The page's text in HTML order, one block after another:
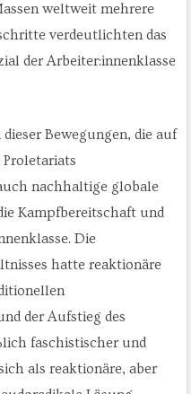
weltweit mehrere
verdeutlichten das
der Arbeiter:innenklasse
Bewegungen, die auf
Proletariats
nachhaltige globale
Kampfbereitschaft und
Die
hatte reaktionäre
der Aufstieg des
faschistischer und
als reaktionäre, aber